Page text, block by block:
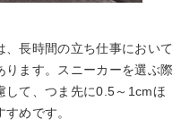
、長時間の立ち仕事において
ます。スニーカーを選ぶ際
して、つま先に0.5～1cmほ
めです。